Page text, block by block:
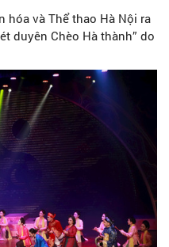
hóa và Thể thao Hà Nội ra
duyên Chèo Hà thành” do